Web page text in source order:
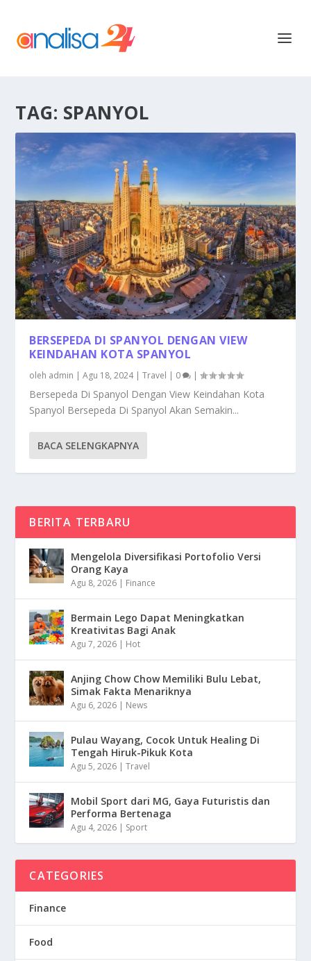
TAG: SPANYOL
BERSEPEDA DI SPANYOL DENGAN VIEW
KEINDAHAN KOTA SPANYOL
oleh admin |Agu 18, 2024|Travel | 0 |
Bersepeda Di Spanyol Dengan View Keindahan Kota
Spanyol Bersepeda Di Spanyol Akan Semakin...
BACA SELENGKAPNYA
BERITA TERBARU
Mengelola Diversifikasi Portofolio Versi
Orang Kaya
Agu 8, 2026 | Finance
Bermain Lego Dapat Meningkatkan
Kreativitas Bagi Anak
Agu 7, 2026 | Hot
Anjing Chow Chow Memiliki Bulu Lebat,
Simak Fakta Menariknya
Agu 6, 2026 | News
Pulau Wayang, Cocok Untuk Healing Di
Tengah Hiruk-Pikuk Kota
Agu 5, 2026 |Travel
Mobil Sport dari MG, Gaya Futuristis dan
Performa Bertenaga
Agu 4, 2026 | Sport
CATEGORIES
Finance
Food